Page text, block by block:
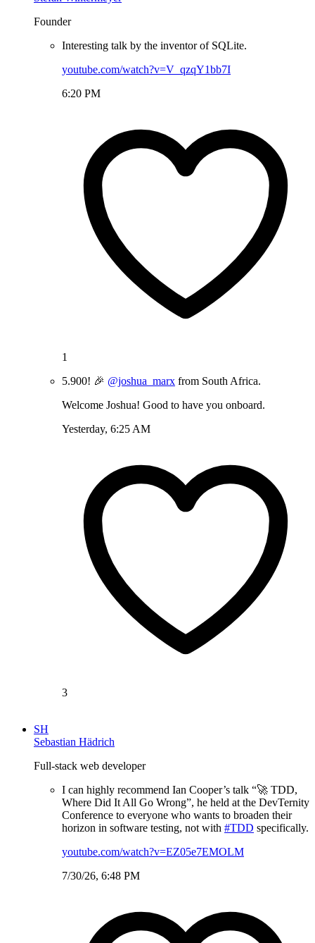
Founder
Interesting talk by the inventor of SQLite.
youtube.com/watch?v=V_qzqY1bb7I
6:20 PM
1
5.900! 🎉 @joshua_marx from South Africa.
Welcome Joshua! Good to have you onboard.
Yesterday, 6:25 AM
3
SH
Sebastian Hädrich
Full-stack web developer
I can highly recommend Ian Cooper’s talk “🚀 TDD,
Where Did It All Go Wrong”, he held at the DevTernity
Conference to everyone who wants to broaden their
horizon in software testing, not with #TDD specifically.
youtube.com/watch?v=EZ05e7EMOLM
7/30/26, 6:48 PM